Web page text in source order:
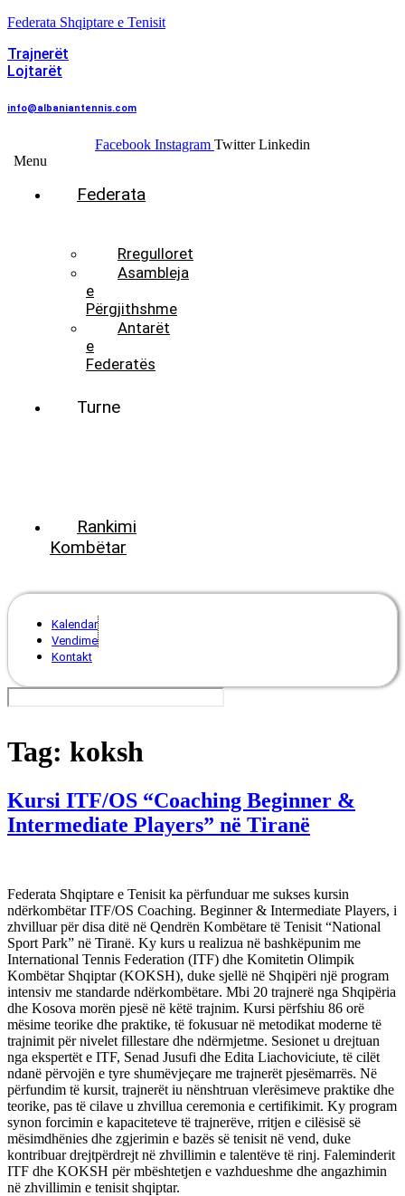
Federata Shqiptare e Tenisit
Trajnerët
Lojtarët
info@albaniantennis.com
Facebook Instagram Twitter Linkedin
Menu
Federata
Rregulloret
Asambleja
e
Përgjithshme
Antarët
e
Federatës
Turne
Rankimi
Kombëtar
Kalendar
Vendime
Kontakt
Tag: koksh
Kursi ITF/OS “Coaching Beginner &
Intermediate Players” në Tiranë
Federata Shqiptare e Tenisit ka përfunduar me sukses kursin
ndërkombëtar ITF/OS Coaching. Beginner & Intermediate Players, i
zhvilluar për disa ditë në Qendrën Kombëtare të Tenisit “National
Sport Park” në Tiranë. Ky kurs u realizua në bashkëpunim me
International Tennis Federation (ITF) dhe Komitetin Olimpik
Kombëtar Shqiptar (KOKSH), duke sjellë në Shqipëri një program
intensiv me standarde ndërkombëtare. Mbi 20 trajnerë nga Shqipëria
dhe Kosova morën pjesë në këtë trajnim. Kursi përfshiu 86 orë
mësime teorike dhe praktike, të fokusuar në metodikat moderne të
trajnimit për nivelet fillestare dhe ndërmjetme. Sesionet u drejtuan
nga ekspertët e ITF, Senad Jusufi dhe Edita Liachoviciute, të cilët
ndanë përvojën e tyre shumëvjeçare me trajnerët pjesëmarrës. Në
përfundim të kursit, trajnerët iu nënshtruan vlerësimeve praktike dhe
teorike, pas të cilave u zhvillua ceremonia e certifikimit. Ky program
synon forcimin e kapaciteteve të trajnerëve, rritjen e cilësisë së
mësimdhënies dhe zgjerimin e bazës së tenisit në vend, duke
kontribuar drejtpërdrejt në zhvillimin e talentëve të rinj. Faleminderit
ITF dhe KOKSH për mbështetjen e vazhdueshme dhe angazhimin
në zhvillimin e tenisit shqiptar.